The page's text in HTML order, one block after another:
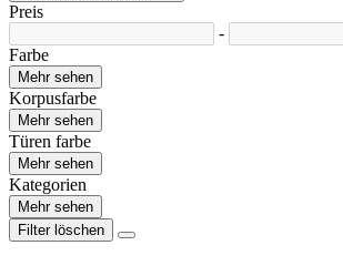
Preis
-
Farbe
Mehr sehen
Korpusfarbe
Mehr sehen
Türen farbe
Mehr sehen
Kategorien
Mehr sehen
Filter löschen